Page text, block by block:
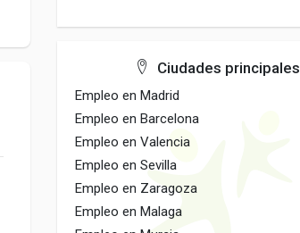
Ciudades principales
Empleo en Madrid
Empleo en Barcelona
Empleo en Valencia
Empleo en Sevilla
Empleo en Zaragoza
Empleo en Malaga